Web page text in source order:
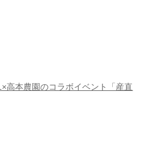
高本農園のコラボイベント「産直